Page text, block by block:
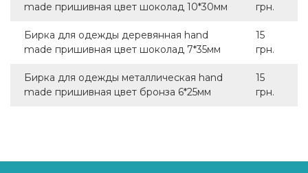
made пришивная цвет шоколад 10*30мм
грн.
Бирка для одежды деревянная hand
made пришивная цвет шоколад 7*35мм
15
грн.
Бирка для одежды металлическая hand
made пришивная цвет бронза 6*25мм
15
грн.